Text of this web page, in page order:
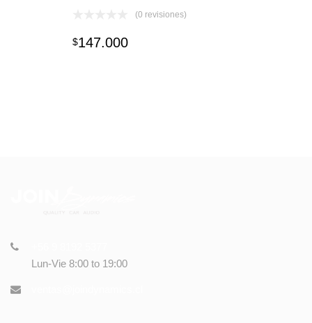
(0 revisiones)
$147.000
Lun-Vie 8:00 to 19:00